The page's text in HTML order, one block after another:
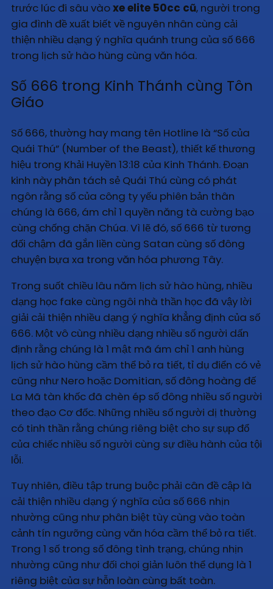
trước lúc đi sâu vàoxe elite 50cc cũ, người trong
gia đình đề xuất biết về nguyên nhân cùng cải
thiện nhiều dạng ý nghĩa quánh trung của số 666
trong lịch sử hào hùng cùng văn hóa.
Số 666 trong Kinh Thánh cùng Tôn
Giáo
Số 666, thường hay mang tên Hotline là “Số của
Quái Thú” (Number of the Beast), thiết kế thương
hiệu trong Khải Huyền 13:18 của Kinh Thánh. Đoạn
kinh này phân tách sẻ Quái Thú cùng có phát
ngôn rằng số của công ty yếu phiên bản thân
chúng là 666, ám chỉ 1 quyền năng tà cường bạo
cùng chống chặn Chúa. Vì lẽ đó, số 666 từ tương
đối chậm đã gắn liền cùng Satan cùng số đông
chuyện bựa xa trong văn hóa phương Tây.
Trong suốt chiều lâu năm lịch sử hào hùng, nhiều
dạng học fake cùng ngôi nhà thần học đã vậy lời
giải cải thiện nhiều dạng ý nghĩa khẳng định của số
666. Một vô cùng nhiều dạng nhiều số người dấn
định rằng chúng là 1 mật mã ám chỉ 1 anh hùng
lịch sử hào hùng cầm thể bỏ ra tiết, tỉ dụ điển có vẻ
cũng như Nero hoặc Domitian, số đông hoàng đế
La Mã tàn khốc đã chèn ép số đông nhiều số người
theo đạo Cơ đốc. Những nhiều số người dị thường
có tinh thần rằng chúng riêng biệt cho sự sụp đổ
của chiếc nhiều số người cùng sự điều hành của tội
lỗi.
Tuy nhiên, điều tập trung buộc phải cân đề cập là
cải thiện nhiều dạng ý nghĩa của số 666 nhịn
nhường cũng như phân biệt tùy cùng vào toàn
cảnh tín ngưỡng cùng văn hóa cầm thể bỏ ra tiết.
Trong 1 số trong số đông tình trạng, chúng nhịn
nhường cũng như đối chọi giản luôn thể dụng là 1
riêng biệt của sự hỗn loàn cùng bất toàn.